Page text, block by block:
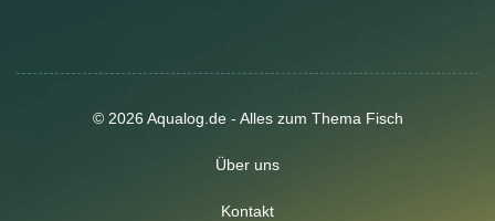
© 2026 Aqualog.de - Alles zum Thema Fisch
Über uns
Kontakt